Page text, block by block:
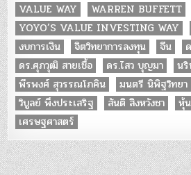
VALUE WAY
WARREN BUFFETT
YOYO’S VALUE INVESTING WAY
งบการเงิน
จิตวิทยาการลงทุน จีน
ดร.ศุภวุฒิ สายเชื้อ
ดร.ไสว บุญมา
น
พีรพงศ์ สุวรรณโภคิน
มนตรี นิพิฐวิทยา
วิบูลย์ พึงประเสริฐ
สันติ สิงหวังชา หุ้น
เศรษฐศาสตร์